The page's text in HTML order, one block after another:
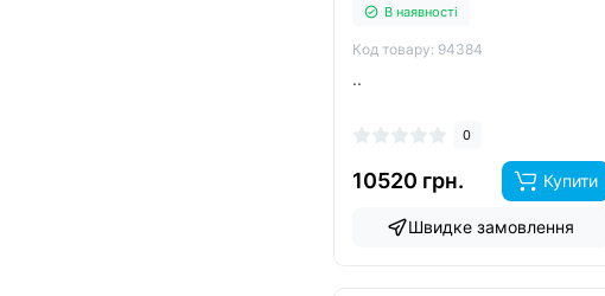
В наявності
Код товару: 94384
..
0
10520 грн. Купити
Швидке замовлення